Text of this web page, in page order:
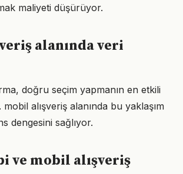
maliyeti düşürüyor.
alanında veri
doğru seçim yapmanın en etkili
alışveriş alanında bu yaklaşım
dengesini sağlıyor.
ve mobil alışveriş